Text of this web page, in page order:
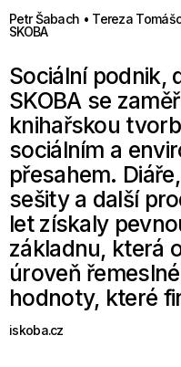
Petr Šabach • Tereza
SKOBA
Sociální podnik,
SKOBA se
knihařskou
sociálním a
přesahem.
sešity a další
let získaly
základnu, která
úroveň
hodnoty, které
iskoba.cz